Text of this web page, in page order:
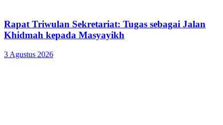
Rapat Triwulan Sekretariat: Tugas sebagai Jalan
Khidmah kepada Masyayikh
3 Agustus 2026